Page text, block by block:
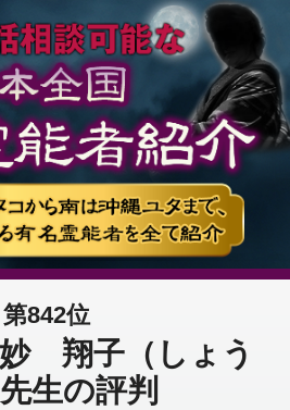
第842位
翔子（しょう
生の評判